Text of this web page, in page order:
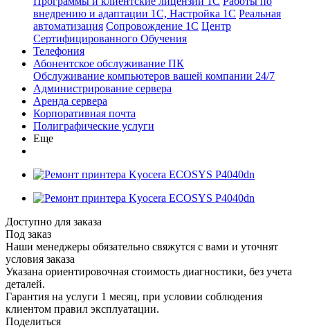
внедрению и адаптации 1С, Настройка 1С Реальная
автоматизация Сопровождение 1С Центр
Сертифицированного Обучения
Телефония
Абонентское обслуживание ПК
Обслуживание компьютеров вашей компании 24/7
Администрирование сервера
Аренда сервера
Корпоративная почта
Полиграфические услуги
Еще
Доступно для заказа
Под заказ
Наши менеджеры обязательно свяжутся с вами и уточнят
условия заказа
Указана ориентировочная стоимость диагностики, без учета
деталей.
Гарантия на услуги 1 месяц, при условии соблюдения
клиентом правил эксплуатации.
Поделиться